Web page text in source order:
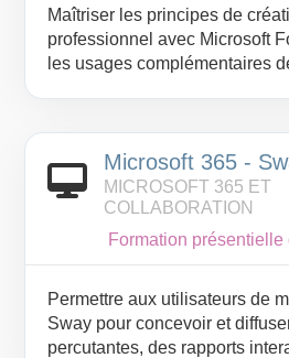
Maîtriser les principes de
professionnel avec Microsoft
les usages complémentaires
de suivi des informations.
de formulaire claire, cohérente
Appliquer les bonnes
gestion des réponses et de
Mettre en œuvre un flux simple
SharePoint et aux outils
365.
Microsoft 365 -
MICROSOFT 365 ET
COLLABORATION
Formation présentielle
Permettre aux utilisateurs de
Sway pour concevoir et
percutantes, des rapports